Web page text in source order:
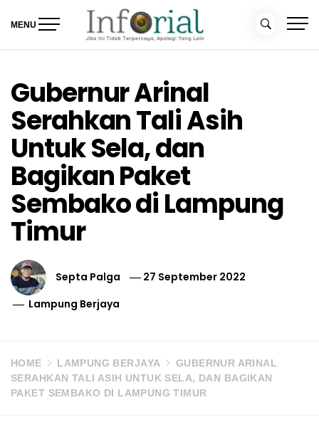
MENU
Gubernur Arinal
Serahkan Tali Asih
Untuk Sela, dan
Bagikan Paket
Sembako di Lampung
Timur
Septa Palga
27 September 2022
Lampung Berjaya
HOME LAMPUNG BERJAYA
GUBERNUR ARINAL
SERAHKAN TALI ASIH UNTUK SELA, DAN BAGIKAN
PAKET SEMBAKO DI LAMPUNG TIMUR